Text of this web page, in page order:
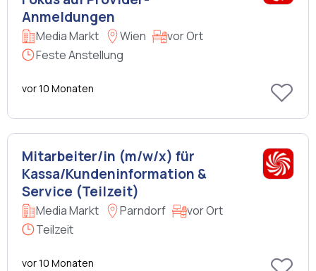
Anmeldungen
Media Markt Wien
vor Ort
Feste Anstellung
vor 10 Monaten
Mitarbeiter/in (m/w/x) für
Kassa/Kundeninformation &
Service (Teilzeit)
Media Markt Parndorf
vor Ort
Teilzeit
vor 10 Monaten